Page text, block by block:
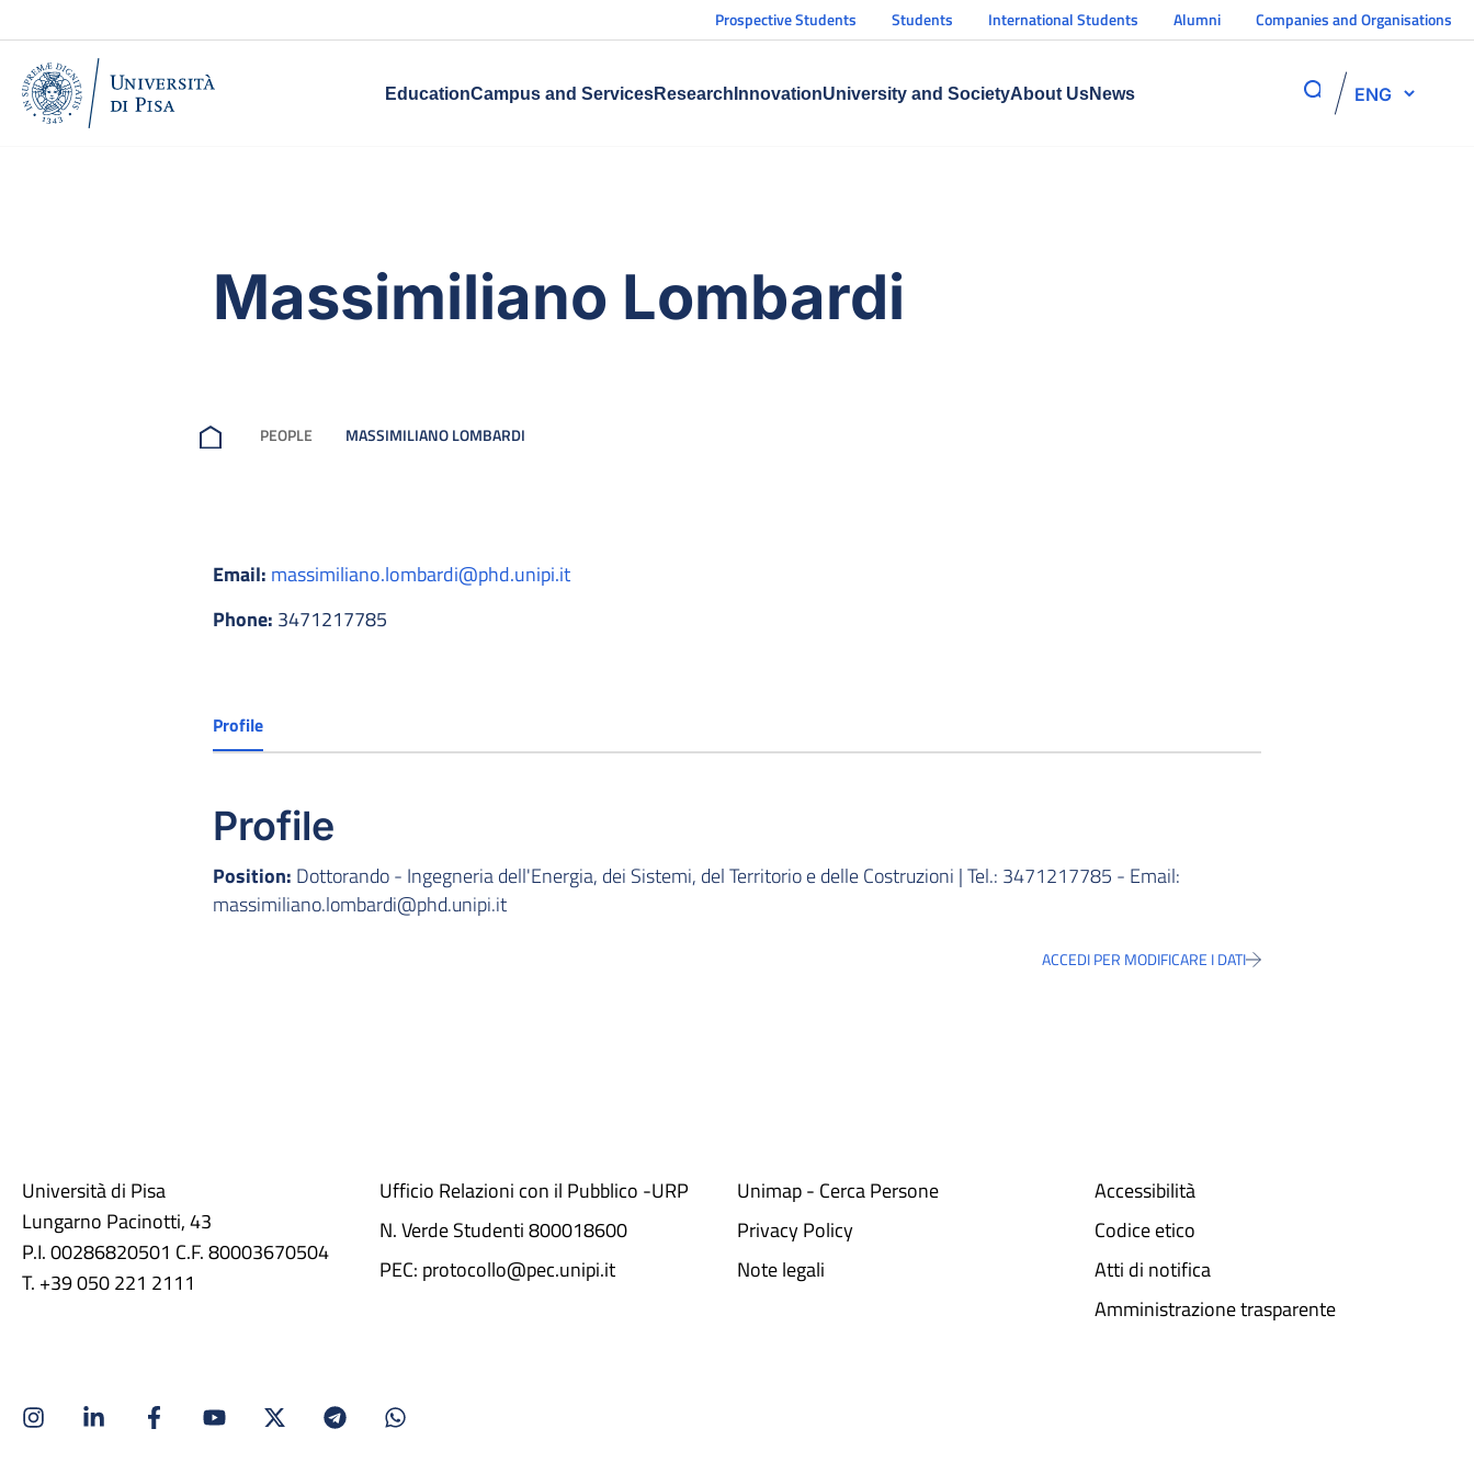
Prospective Students Students International Students Alumni Companies and Organisations
EducationCampus and ServicesResearch InnovationUniversity and SocietyAbout UsNews ENG
Massimiliano Lombardi
PEOPLE MASSIMILIANO LOMBARDI
Email: massimiliano.lombardi@phd.unipi.it
Phone: 3471217785
Profile
Profile
Position: Dottorando - Ingegneria dell'Energia, dei Sistemi, del Territorio e delle Costruzioni | Tel.: 3471217785 - Email:
massimiliano.lombardi@phd.unipi.it
ACCEDI PER MODIFICARE I DATI
Università di Pisa
Lungarno Pacinotti, 43
P.I. 00286820501 C.F. 80003670504
T. +39 050 221 2111
Ufficio Relazioni con il Pubblico -URP
N. Verde Studenti 800018600​
PEC: protocollo@pec.unipi.it
Unimap - Cerca Persone
Privacy Policy
Note legali
Accessibilità
Codice etico
Atti di notifica
Amministrazione trasparente